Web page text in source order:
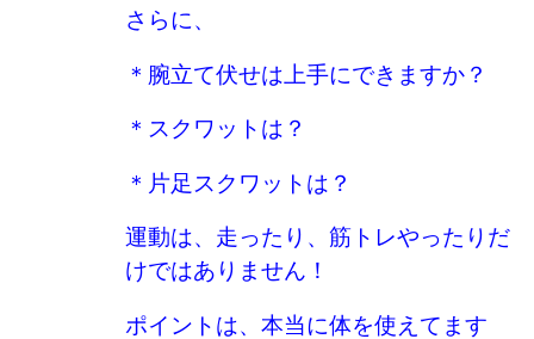
さらに、
＊腕立て伏せは上手にできますか？
＊スクワットは？
＊片足スクワットは？
運動は、走ったり、筋トレやったりだ
けではありません！
ポイントは、本当に体を使えてます